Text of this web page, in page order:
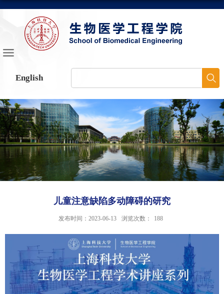
English
儿童注意缺陷多动障碍的研究
发布时间：2023-06-13 浏览次数： 188